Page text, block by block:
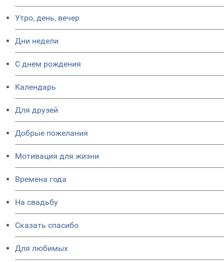
Утро, день, вечер
Дни недели
C днем рождения
Календарь
Для друзей
Добрые пожелания
Мотивация для жизни
Времена года
На свадьбу
Сказать спасибо
Для любимых